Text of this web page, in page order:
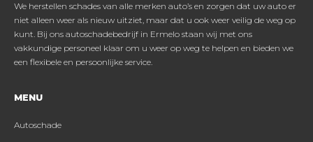
We herstellen schades van alle merken auto’s en zorgen dat uw auto er
niet alleen weer als nieuw uitziet, maar dat u ook weer veilig de weg op
kunt. Bij ons autoschadebedrijf in Ermelo staan wij met ons
vakkundige personeel klaar om u weer op weg te helpen en bieden we
een flexibele en persoonlijke service.
MENU
Autoschade